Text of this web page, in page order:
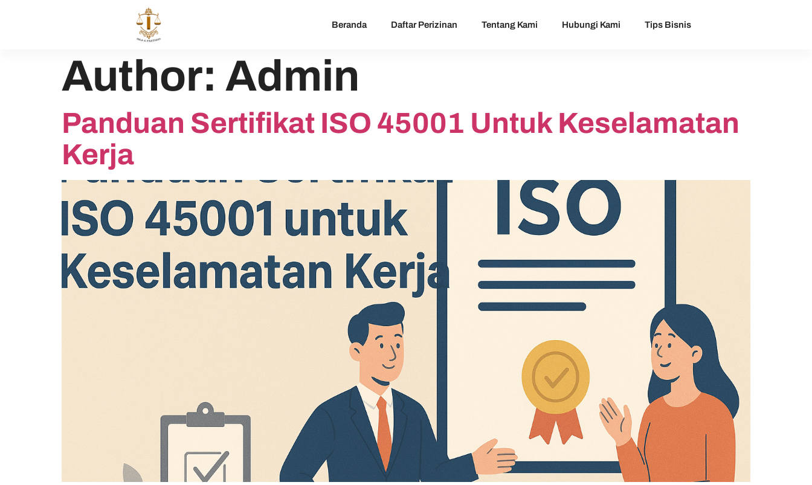
Beranda Daftar Perizinan Tentang Kami Hubungi Kami Tips Bisnis
Author: Admin
Panduan Sertifikat ISO 45001 Untuk Keselamatan
Kerja